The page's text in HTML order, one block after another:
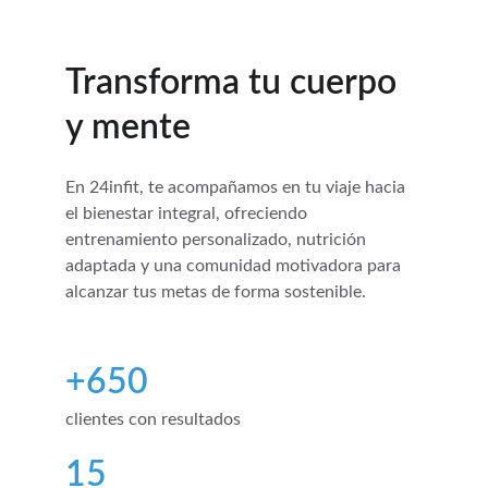
Transforma tu cuerpo
y mente
En 24infit, te acompañamos en tu viaje hacia
el bienestar integral, ofreciendo
entrenamiento personalizado, nutrición
adaptada y una comunidad motivadora para
alcanzar tus metas de forma sostenible.
+650
15
clientes con resultados